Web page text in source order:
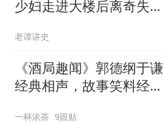
少妇走进大楼后离奇失
相
老谭讲史
《酒局趣闻》郭德纲于谦
经典相声，故事笑料经典
一杯浓茶 9跟贴